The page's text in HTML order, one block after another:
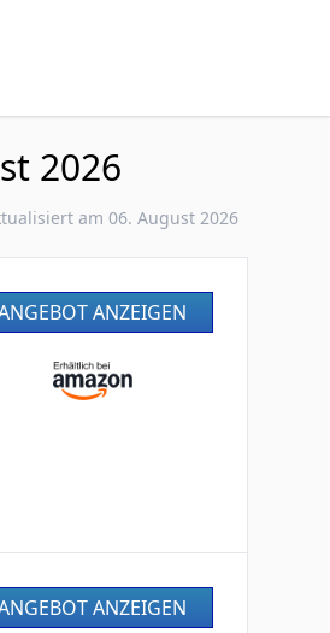
2026
am 06. August 2026
ANZEIGEN
ANZEIGEN